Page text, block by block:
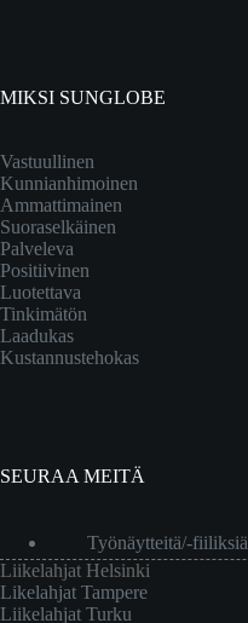
MIKSI SUNGLOBE
Vastuullinen
Kunnianhimoinen
Ammattimainen
Suoraselkäinen
Palveleva
Positiivinen
Luotettava
Tinkimätön
Laadukas
Kustannustehokas
SEURAA MEITÄ
Työnäytteitä/-fiiliksiä
Liikelahjat Helsinki
Likelahjat Tampere
Liikelahjat Turku